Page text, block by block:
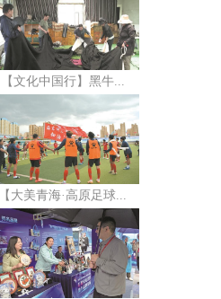
【文化中国行】黑牛...
【大美青海·高原足球...